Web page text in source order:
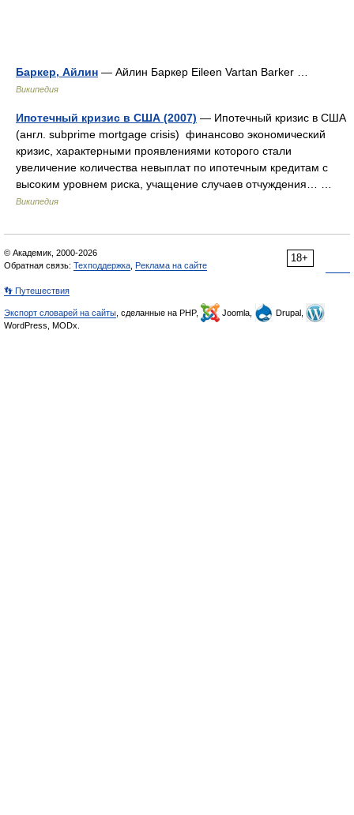
Баркер, Айлин — Айлин Баркер Eileen Vartan Barker …
Википедия
Ипотечный кризис в США (2007) — Ипотечный кризис в США
(англ. subprime mortgage crisis) финансово экономический
кризис, характерными проявлениями которого стали
увеличение количества невыплат по ипотечным кредитам с
высоким уровнем риска, учащение случаев отчуждения… …
Википедия
18+
© Академик, 2000-2026
Обратная связь: Техподдержка Реклама на сайте
👣 Путешествия
Экспорт словарей на сайты , сделанные на PHP, Joomla,
Drupal,
WordPress, MODx.